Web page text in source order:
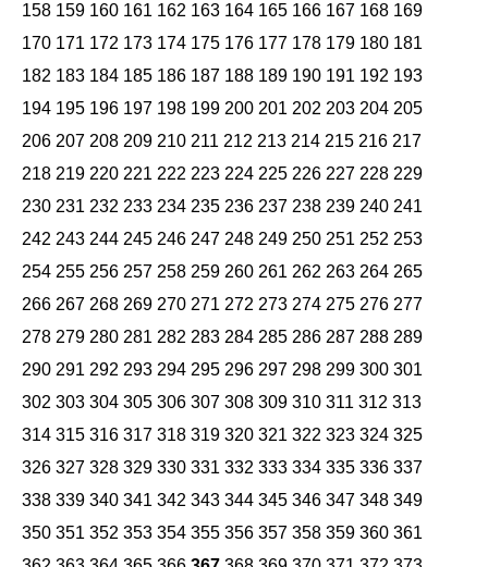
158 159 160 161 162 163 164 165 166 167 168 169
170 171 172 173 174 175 176 177 178 179 180 181
182 183 184 185 186 187 188 189 190 191 192 193
194 195 196 197 198 199 200 201 202 203 204 205
206 207 208 209 210 211 212 213 214 215 216 217
218 219 220 221 222 223 224 225 226 227 228 229
230 231 232 233 234 235 236 237 238 239 240 241
242 243 244 245 246 247 248 249 250 251 252 253
254 255 256 257 258 259 260 261 262 263 264 265
266 267 268 269 270 271 272 273 274 275 276 277
278 279 280 281 282 283 284 285 286 287 288 289
290 291 292 293 294 295 296 297 298 299 300 301
302 303 304 305 306 307 308 309 310 311 312 313
314 315 316 317 318 319 320 321 322 323 324 325
326 327 328 329 330 331 332 333 334 335 336 337
338 339 340 341 342 343 344 345 346 347 348 349
350 351 352 353 354 355 356 357 358 359 360 361